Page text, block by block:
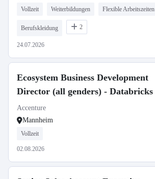
Vollzeit Weiterbildungen Flexible Arbeitszeiten
Berufskleidung 2
24.07.2026
Ecosystem Business Development
Director (all genders) - Databricks
Accenture
Mannheim
Vollzeit
02.08.2026